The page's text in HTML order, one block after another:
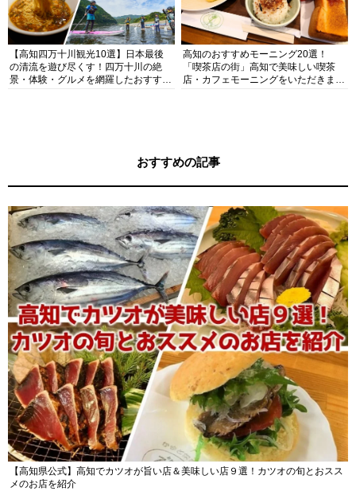
【高知四万十川観光10選】日本最後
の清流を遊び尽くす！四万十川の絶
景・体験・グルメを網羅したおすすめ
高知のおすすめモーニング20選！
「喫茶店の街」高知で美味しい喫茶
店・カフェモーニングをいただきま
おすすめの記事
【高知県公式】高知でカツオが旨い店＆美味しい店９選！カツオの旬とおスス
メのお店を紹介